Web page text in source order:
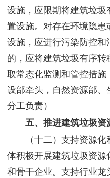
设施，应限期将建筑垃圾
置设施。对存在环境隐患
设施，应进行污染防控和
的，应将建筑垃圾有序
取常态化监测和管控措施
设部牵头，自然资源部、
分工负责）
五、推进建筑垃圾资
（十二）支持资源化
体积极开展建筑垃圾资源
和骨干企业。支持行业龙